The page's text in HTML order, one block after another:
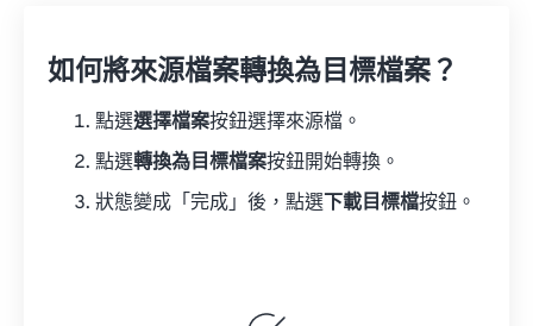
如何將來源檔案轉換為目標檔案？
點選選擇檔案按鈕選擇來源檔。
點選轉換為目標檔案按鈕開始轉換。
狀態變成「完成」後，點選 下載目標檔按鈕。